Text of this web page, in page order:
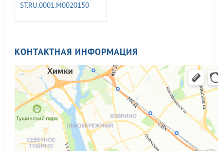
ST.RU.0001.M0020150
КОНТАКТНАЯ ИНФОРМАЦИЯ